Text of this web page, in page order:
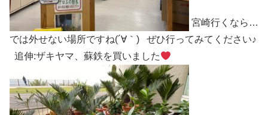
宮崎行くなら…
では外せない場所ですね(´∀｀) ぜひ行ってみてください♪
追伸:ザキヤマ、蘇鉄を買いました